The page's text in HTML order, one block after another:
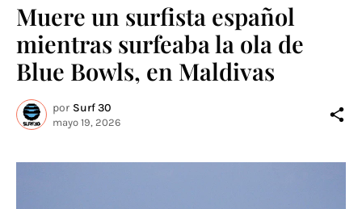
Muere un surfista español
mientras surfeaba la ola de
Blue Bowls, en Maldivas
por Surf 30
mayo 19, 2026